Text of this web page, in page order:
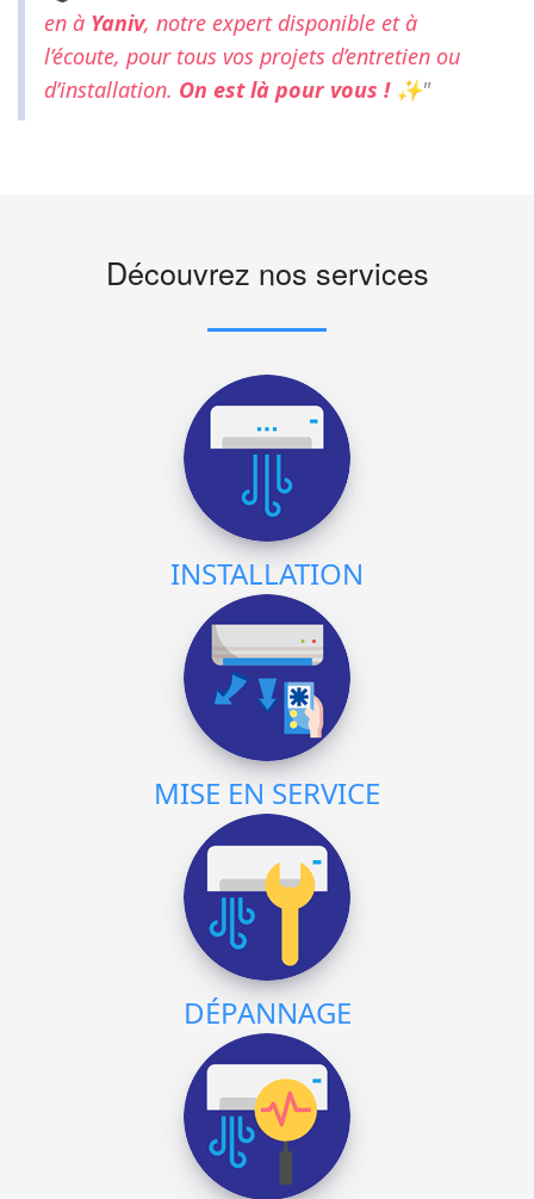
en à Yaniv, notre expert disponible et à
l’écoute, pour tous vos projets d’entretien ou
d’installation. On est là pour vous !✨"
Découvrez nos services
INSTALLATION
MISE EN SERVICE
DÉPANNAGE